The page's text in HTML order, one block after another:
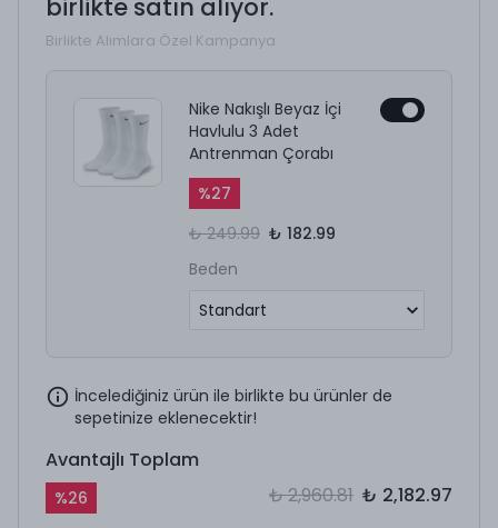
birlikte satın alıyor.
Birlikte Alımlara Özel Kampanya
Nike Nakışlı Beyaz İçi
Havlulu 3 Adet
Antrenman Çorabı
%27
₺ 249.99 ₺ 182.99
Beden
İncelediğiniz ürün ile birlikte bu ürünler de
sepetinize eklenecektir!
Avantajlı Toplam
%26 ₺ 2,960.81 ₺ 2,182.97